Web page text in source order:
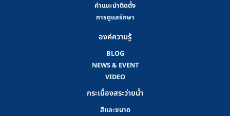
คําแนะนําติดตั้ง
การดูแลรักษา
องค์ความรู้
BLOG
NEWS & EVENT
VIDEO
กระเบื้องสระว่ายน้ำ
สีและขนาด